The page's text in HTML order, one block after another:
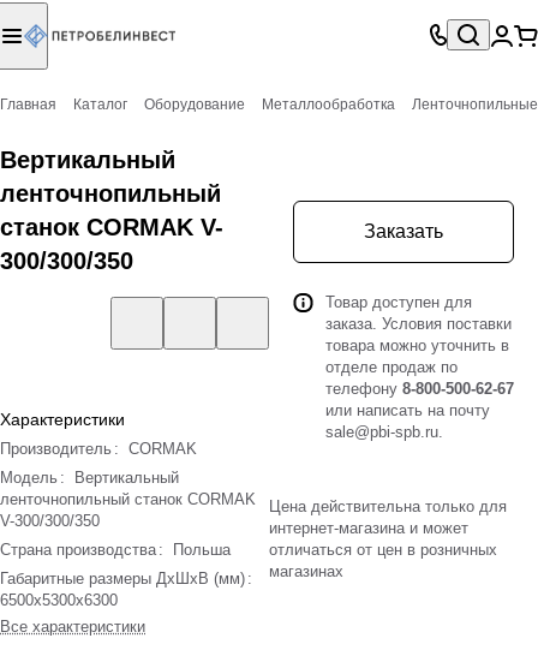
Главная Каталог Оборудование Металлообработка
Вертикальный
ленточнопильный
станок CORMAK V-
300/300/350
Характеристики
Производитель : CORMAK
Модель :
Вертикальный
ленточнопильный станок CORMAK
V-300/300/350
Страна производства :
Польша
Габаритные размеры ДхШхВ (мм) :
6500x5300x6300
Все характеристики
Заказать
Товар доступен для
заказа. Условия поставки
товара можно уточнить в
отделе продаж по
телефону 8-800-500-62-67
или написать на почту
sale@pbi-spb.ru.
Цена действительна только для
интернет-магазина и может
отличаться от цен в розничных
магазинах